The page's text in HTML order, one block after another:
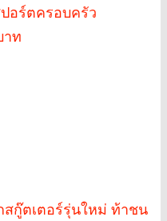
อร์ตครอบครัว
าท
สกู๊ตเตอร์รุ่นใหม่ ท้าชน